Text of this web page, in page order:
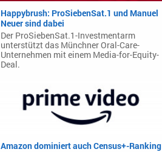
Happybrush: ProSiebenSat.1 und Manuel
Neuer sind dabei
Der ProSiebenSat.1-Investmentarm
unterstützt das Münchner Oral-Care-
Unternehmen mit einem Media-for-Equity-
Deal.
Amazon dominiert auch Census+-Ranking